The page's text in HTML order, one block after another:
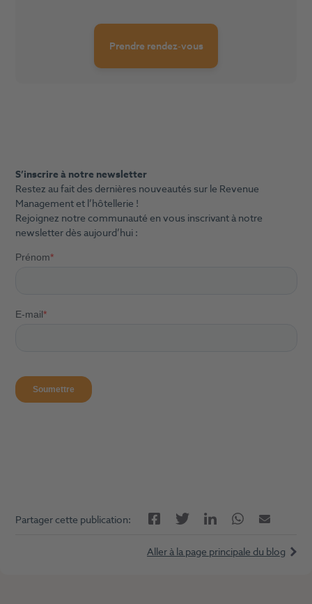
Prendre rendez-vous
S’inscrire à notre newsletter
Restez au fait des dernières nouveautés sur le Revenue
Management et l’hôtellerie !
Rejoignez notre communauté en vous inscrivant à notre
newsletter dès aujourd’hui :
Partager cette publication: FacebookTwitterLinkedInTwitterE-mail
Aller à la page principale du blog